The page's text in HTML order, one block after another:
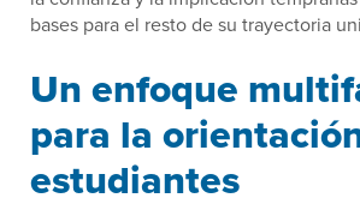
bases para el resto de su trayectoria
Un enfoque
para la
estudiantes